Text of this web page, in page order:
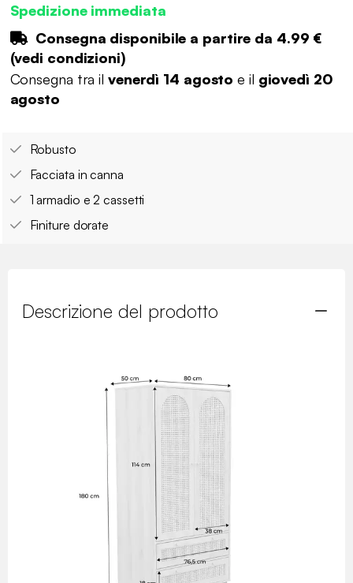
Spedizione immediata
Consegna disponibile a partire da 4.99 €
(vedi condizioni)
Consegna tra il venerdì 14 agosto e il giovedì 20
agosto
Robusto
Facciata in canna
1 armadio e 2 cassetti
Finiture dorate
Descrizione del prodotto